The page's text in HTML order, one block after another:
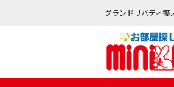
グランドリバティ篠